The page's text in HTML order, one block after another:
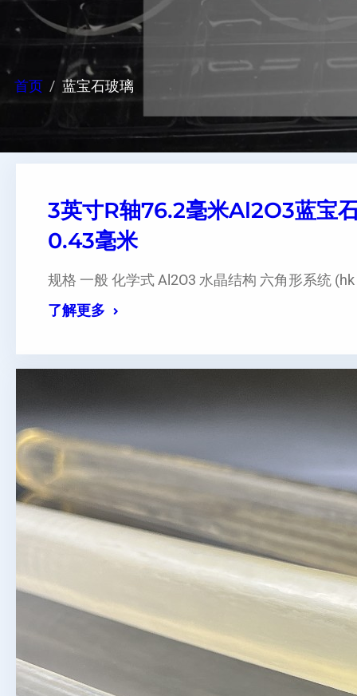
首页 蓝宝石玻璃
3英寸R轴76.2毫米Al2O3蓝宝
0.43毫米
规格 一般 化学式 Al2O3 水晶结构 六角形系统
了解更多